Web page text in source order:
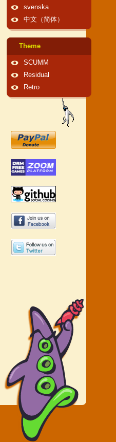
svenska
中文（简体）
Theme
SCUMM
Residual
Retro